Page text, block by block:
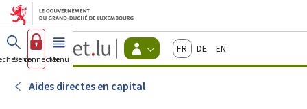
Aller au menu principal
Aller au contenu
Guichet.lu
Changer
d'espace
-
Menu
FrançaisDeutschEnglish
Se connecterMenu principal
Aides directes en capital